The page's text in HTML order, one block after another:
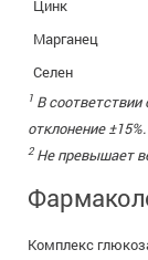
Цинк
Марганец
Селен
1 В соответствии
отклонение ±15%.
2Не превышает
Комплекс